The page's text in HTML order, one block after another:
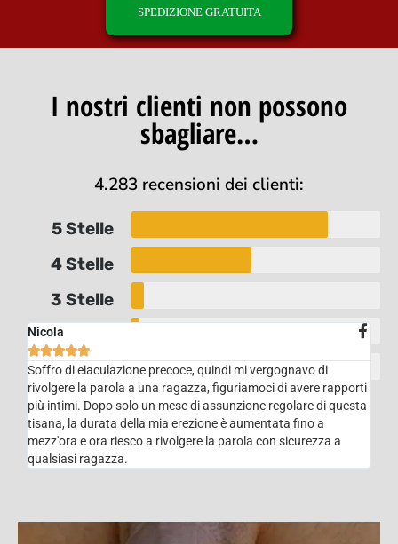
SPEDIZIONE GRATUITA
I nostri clienti non possono
sbagliare…
4.283 recensioni dei clienti:
5 Stelle
4 Stelle
3 Stelle
2 Stelle
1 Stella
Nicola

Soffro di eiaculazione precoce, quindi mi vergognavo di
rivolgere la parola a una ragazza, figuriamoci di avere rapporti
più intimi. Dopo solo un mese di assunzione regolare di questa
tisana, la durata della mia erezione è aumentata fino a
mezz'ora e ora riesco a rivolgere la parola con sicurezza a
qualsiasi ragazza.